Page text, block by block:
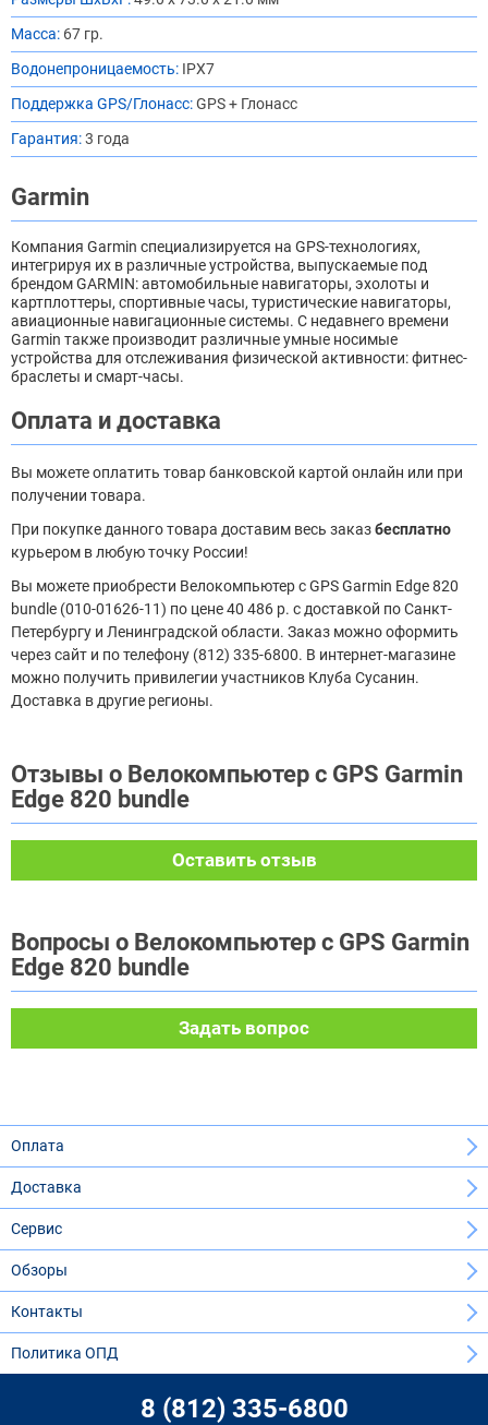
Масса: 67 гр.
Водонепроницаемость: IPX7
Поддержка GPS/Глонасс:GPS + Глонасс
Гарантия:3 года
Garmin
Компания Garmin специализируется на GPS-технологиях,
интегрируя их в различные устройства, выпускаемые под
брендом GARMIN: автомобильные навигаторы, эхолоты и
картплоттеры, спортивные часы, туристические навигаторы,
авиационные навигационные системы. С недавнего времени
Garmin также производит различные умные носимые
устройства для отслеживания физической активности: фитнес-
браслеты и смарт-часы.
Оплата и доставка
Вы можете оплатить товар банковской картой онлайн или при
получении товара.
При покупке данного товара доставим весь заказбесплатно
курьером в любую точку России!
Вы можете приобрести Велокомпьютер с GPS Garmin Edge 820
bundle (010-01626-11) по цене 40 486 р. с доставкой по Санкт-
Петербургу и Ленинградской области. Заказ можно оформить
через сайт и по телефону (812) 335-6800. В интернет-магазине
можно получить привилегии участников Клуба Сусанин.
Доставка в другие регионы.
Отзывы о Велокомпьютер с GPS Garmin
Edge 820 bundle
Оставить отзыв
Вопросы о Велокомпьютер с GPS Garmin
Edge 820 bundle
Задать вопрос
Оплата
Доставка
Сервис
Обзоры
Контакты
Политика ОПД
8 (812) 335-6800